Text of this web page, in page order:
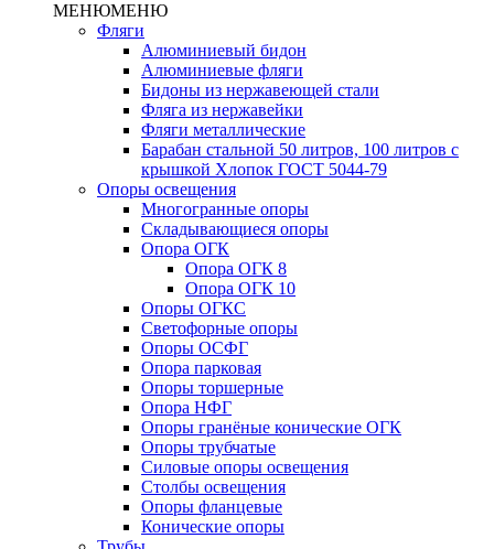
МЕНЮМЕНЮ
Фляги
Алюминиевый бидон
Алюминиевые фляги
Бидоны из нержавеющей стали
Фляга из нержавейки
Фляги металлические
Барабан стальной 50 литров, 100 литров с
крышкой Хлопок ГОСТ 5044-79
Опоры освещения
Многогранные опоры
Складывающиеся опоры
Опора ОГК
Опора ОГК 8
Опора ОГК 10
Опоры ОГКС
Светофорные опоры
Опоры ОСФГ
Опора парковая
Опоры торшерные
Опора НФГ
Опоры гранёные конические ОГК
Опоры трубчатые
Силовые опоры освещения
Столбы освещения
Опоры фланцевые
Конические опоры